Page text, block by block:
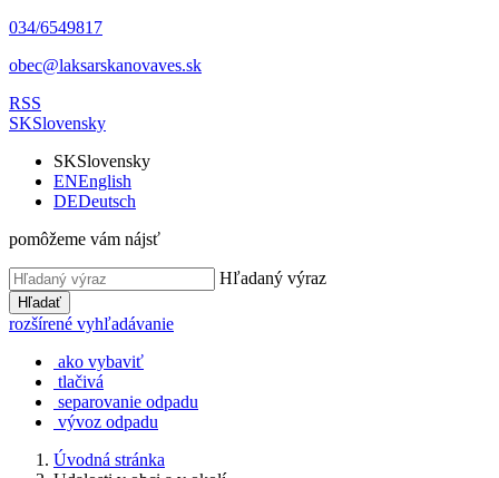
034/6549817
obec@laksarskanovaves.sk
RSS
SKSlovensky
SKSlovensky
ENEnglish
DEDeutsch
pomôžeme vám nájsť
Hľadaný výraz
Hľadať
rozšírené vyhľadávanie
ako vybaviť
tlačivá
separovanie odpadu
vývoz odpadu
Úvodná stránka